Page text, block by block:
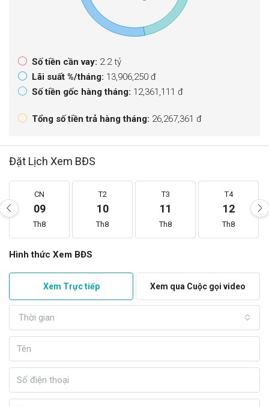
Số tiền cần vay: 2.2 tỷ
Lãi suất %/tháng: 13,906,250 đ
Số tiền gốc hàng tháng: 12,361,111 đ
Tổng số tiền trả hàng tháng: 26,267,361 đ
Đặt Lịch Xem BĐS
CN
09
Th8
T2
10
Th8
T3
11
Th8
T4
12
Th8
Hình thức Xem BĐS
Xem Trực tiếp Xem qua Cuộc gọi video
Thời gian